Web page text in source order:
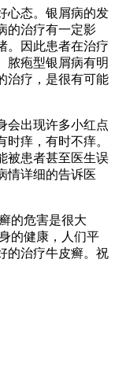
心态。银屑病的发
的治疗有一定影
。因此患者在治疗
脓疱型银屑病有明
治疗，是很有可能
会出现许多小红点
痒，有时不痒。
被患者甚至医生误
情详细的告诉医
的危害是很大
的健康，人们平
的治疗牛皮癣。祝